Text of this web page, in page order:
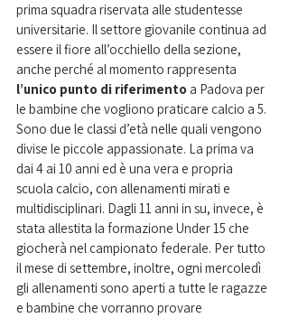
prima squadra riservata alle studentesse
universitarie. Il settore giovanile continua ad
essere il fiore all’occhiello della sezione,
anche perché al momento rappresenta
l’unico punto di riferimento a Padova per
le bambine che vogliono praticare calcio a 5.
Sono due le classi d’età nelle quali vengono
divise le piccole appassionate. La prima va
dai 4 ai 10 anni ed è una vera e propria
scuola calcio, con allenamenti mirati e
multidisciplinari. Dagli 11 anni in su, invece, è
stata allestita la formazione Under 15 che
giocherà nel campionato federale. Per tutto
il mese di settembre, inoltre, ogni mercoledì
gli allenamenti sono aperti a tutte le ragazze
e bambine che vorranno provare